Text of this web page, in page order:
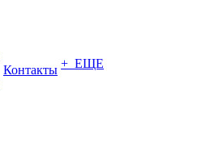
Контакты + ЕЩЕ